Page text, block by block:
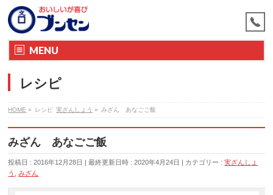
MENU
レシピ
HOME » レシピ 実ざんしょう » みざん あなごご飯
みざん あなごご飯
投稿日 : 2016年12月28日 最終更新日時 : 2020年4月24日 カテゴリー :実ざんしょ
う
,みざん